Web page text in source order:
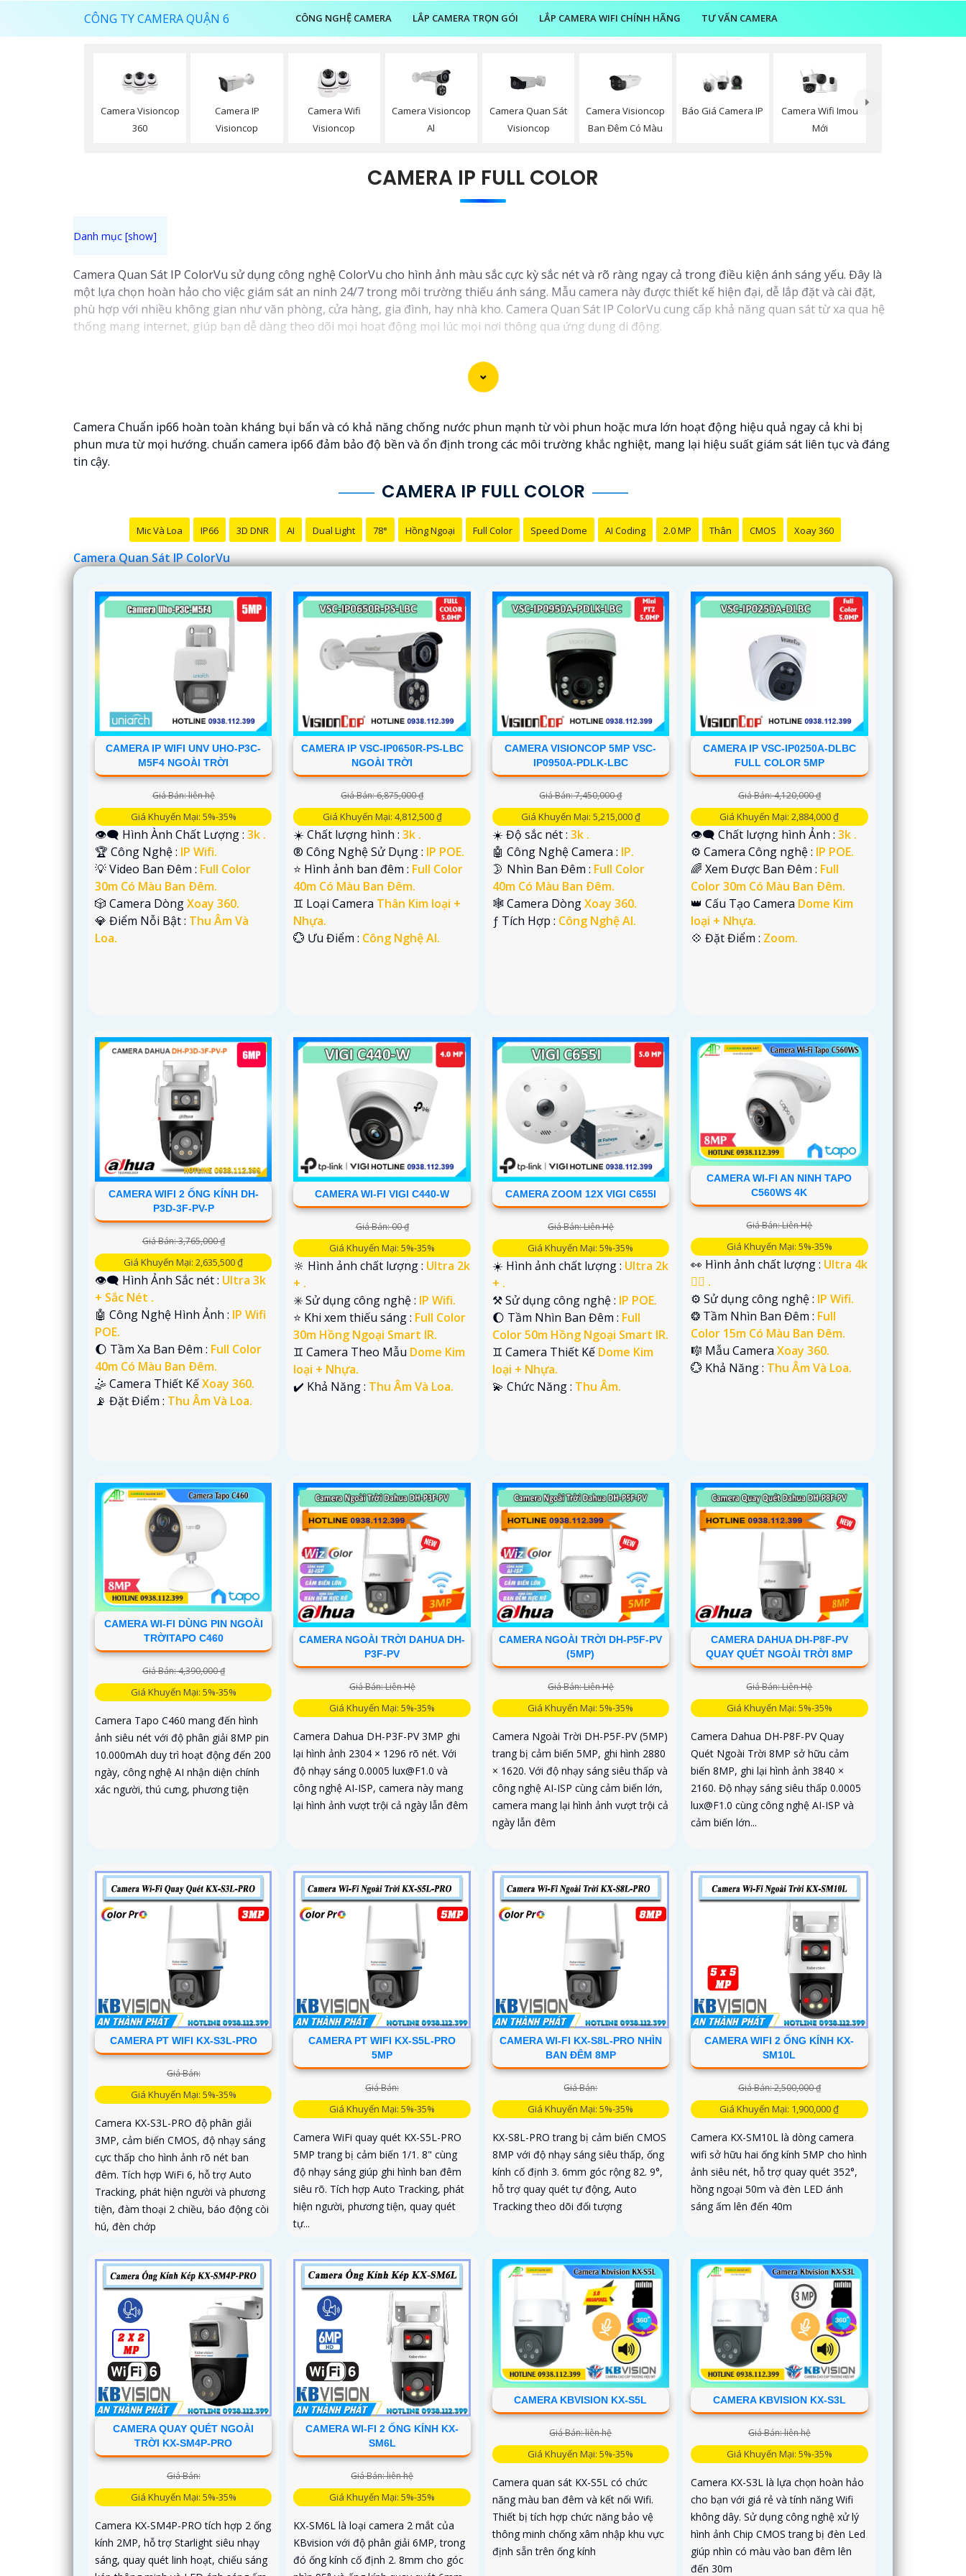
CÔNG TY CAMERA QUẬN 6 CÔNG NGHỆ CAMERA LẮP CAMERA TRỌN GÓI LẮP CAMERA WIFI CHÍNH HÃNG TƯ VẤN CAMERA
Camera Visioncop
360
Camera IP
Visioncop
Camera Wifi
Visioncop
Camera Visioncop
Al
Camera Quan Sát
Visioncop
Camera Visioncop
Ban Đêm Có Màu
Báo Giá Camera IP
Camera Wifi Imou
Mới
CAMERA IP FULL COLOR
Camera Quan Sát IP ColorVu sử dụng công nghệ ColorVu cho hình ảnh màu sắc cực kỳ sắc nét và rõ ràng ngay cả trong điều kiện ánh sáng yếu. Đây là
một lựa chọn hoàn hảo cho việc giám sát an ninh 24/7 trong môi trường thiếu ánh sáng. Mẫu camera này được thiết kế hiện đại, dễ lắp đặt và cài đặt,
phù hợp với nhiều không gian như văn phòng, cửa hàng, gia đình, hay nhà kho. Camera Quan Sát IP ColorVu cung cấp khả năng quan sát từ xa qua hệ
thống mạng internet, giúp bạn dễ dàng theo dõi mọi hoạt động mọi lúc mọi nơi thông qua ứng dụng di động.
Camera Chuẩn ip66 hoàn toàn kháng bụi bẩn và có khả năng chống nước phun mạnh từ vòi phun hoặc mưa lớn hoạt động hiệu quả ngay cả khi bị
phun mưa từ mọi hướng. chuẩn camera ip66 đảm bảo độ bền và ổn định trong các môi trường khắc nghiệt, mang lại hiệu suất giám sát liên tục và đáng
tin cậy.
CAMERA IP FULL COLOR
Mic Và Loa IP66 3D DNR AI Dual Light 78° Hồng Ngoại Full Color Speed Dome AI Coding 2.0 MP Thân CMOS Xoay 360
Camera Quan Sát IP ColorVu
CAMERA IP WIFI UNV UHO-P3C-
M5F4 NGOÀI TRỜI
Giá Bán: liên hệ
Giá Khuyến Mại: 5%-35%
👁️‍🗨 Hình Ành Chất Lượng : 3k .
🏆 Công Nghệ : IP Wifi.
💡 Video Ban Đêm : Full Color
30m Có Màu Ban Ðêm.
🎲 Camera DòngXoay 360.
️💎 Điểm Nỗi Bật : Thu Âm Và
Loa.
CAMERA IP VSC-IP0650R-PS-LBC
NGOÀI TRỜI
Giá Bán: 6,875,000 ₫
Giá Khuyến Mại: 4,812,500 ₫
☀️ Chất lượng hình :3k .
®️ Công Nghệ Sử Dụng : IP POE.
⭐ Hình ảnh ban đêm : Full Color
40m Có Màu Ban Ðêm.
♊ Loại Camera Thân Kim loại +
Nhựa.
️💮 Ưu Điểm : Công Nghệ AI.
CAMERA VISIONCOP 5MP VSC-
IP0950A-PDLK-LBC
Giá Bán: 7,450,000 ₫
Giá Khuyến Mại: 5,215,000 ₫
☀️ Độ sắc nét : 3k .
🤖️ Công Nghệ Camera : IP.
🌛 Nhìn Ban Đêm : Full Color
40m Có Màu Ban Ðêm.
🕸️ Camera DòngXoay 360.
️ƒ Tích Hợp : Công Nghệ AI.
CAMERA IP VSC-IP0250A-DLBC
FULL COLOR 5MP
Giá Bán: 4,120,000 ₫
Giá Khuyến Mại: 2,884,000 ₫
👁️‍🗨 Chất lượng hình Ảnh :3k .
⚙ Camera Công nghệ : IP POE.
🌈 Xem Được Ban Đêm : Full
Color 30m Có Màu Ban Ðêm.
👑 Cấu Tạo Camera Dome Kim
loại + Nhựa.
️💠 Đặt Điểm : Zoom.
CAMERA WIFI 2 ỐNG KÍNH DH-
P3D-3F-PV-P
Giá Bán: 3,765,000 ₫
Giá Khuyến Mại: 2,635,500 ₫
👁️‍🗨 Hình Ảnh Sắc nét : Ultra 3k
+ Sắc Nét .
🤖️ Công Nghệ Hình Ảnh : IP Wifi
POE.
🌔 Tầm Xa Ban Đêm : Full Color
40m Có Màu Ban Ðêm.
🤹 Camera Thiết KếXoay 360.
️📡 Đặt Điểm : Thu Âm Và Loa.
CAMERA WI-FI VIGI C440-W
Giá Bán: 00 ₫
Giá Khuyến Mại: 5%-35%
🔆 Hình ảnh chất lượng : Ultra 2k
+ .
✳️ Sử dụng công nghệ : IP Wifi.
⭐ Khi xem thiếu sáng : Full Color
30m Hồng Ngoại Smart IR.
♊ Camera Theo Mẫu Dome Kim
loại + Nhựa.
️✔️ Khả Năng : Thu Âm Và Loa.
CAMERA ZOOM 12X VIGI C655I
Giá Bán: Liên Hệ
Giá Khuyến Mại: 5%-35%
☀️ Hình ảnh chất lượng : Ultra 2k
+ .
⚒ Sử dụng công nghệ : IP POE.
🌔 Tầm Nhìn Ban Đêm : Full
Color 50m Hồng Ngoại Smart IR.
♊ Camera Thiết Kế Dome Kim
loại + Nhựa.
️💫 Chức Năng : Thu Âm.
CAMERA WI-FI AN NINH TAPO
C560WS 4K
Giá Bán: Liên Hệ
Giá Khuyến Mại: 5%-35%
👀 Hình ảnh chất lượng : Ultra 4k
👍🏾 .
⚙ Sử dụng công nghệ : IP Wifi.
❂ Tầm Nhìn Ban Đêm : Full
Color 15m Có Màu Ban Ðêm.
🎼️ Mẫu CameraXoay 360.
️💮 Khả Năng : Thu Âm Và Loa.
CAMERA WI-FI DÙNG PIN NGOÀI
TRỜITAPO C460
Giá Bán: 4,390,000 ₫
Giá Khuyến Mại: 5%-35%
Camera Tapo C460 mang đến hình
ảnh siêu nét với độ phân giải 8MP pin
10.000mAh duy trì hoạt động đến 200
ngày, công nghệ AI nhận diện chính
xác người, thú cưng, phương tiện
CAMERA NGOÀI TRỜI DAHUA DH-
P3F-PV
Giá Bán: Liên Hệ
Giá Khuyến Mại: 5%-35%
Camera Dahua DH-P3F-PV 3MP ghi
lại hình ảnh 2304 × 1296 rõ nét. Với
độ nhạy sáng 0.0005 lux@F1.0 và
công nghệ AI-ISP, camera này mang
lại hình ảnh vượt trội cả ngày lẫn đêm
CAMERA NGOÀI TRỜI DH-P5F-PV
(5MP)
Giá Bán: Liên Hệ
Giá Khuyến Mại: 5%-35%
Camera Ngoài Trời DH-P5F-PV (5MP)
trang bị cảm biến 5MP, ghi hình 2880
× 1620. Với độ nhạy sáng siêu thấp và
công nghệ AI-ISP cùng cảm biến lớn,
camera mang lại hình ảnh vượt trội cả
ngày lẫn đêm
CAMERA DAHUA DH-P8F-PV
QUAY QUÉT NGOÀI TRỜI 8MP
Giá Bán: Liên Hệ
Giá Khuyến Mại: 5%-35%
Camera Dahua DH-P8F-PV Quay
Quét Ngoài Trời 8MP sở hữu cảm
biến 8MP, ghi lại hình ảnh 3840 ×
2160. Độ nhạy sáng siêu thấp 0.0005
lux@F1.0 cùng công nghệ AI-ISP và
cảm biến lớn...
CAMERA PT WIFI KX-S3L-PRO
Giá Bán:
Giá Khuyến Mại: 5%-35%
Camera KX-S3L-PRO độ phân giải
3MP, cảm biến CMOS, độ nhạy sáng
cực thấp cho hình ảnh rõ nét ban
đêm. Tích hợp WiFi 6, hỗ trợ Auto
Tracking, phát hiện người và phương
tiện, đàm thoại 2 chiều, báo động còi
hú, đèn chớp
CAMERA PT WIFI KX-S5L-PRO
5MP
Giá Bán:
Giá Khuyến Mại: 5%-35%
Camera WiFi quay quét KX-S5L-PRO
5MP trang bị cảm biến 1/1. 8" cùng
độ nhạy sáng giúp ghi hình ban đêm
siêu rõ. Tích hợp Auto Tracking, phát
hiện người, phương tiện, quay quét
tự...
CAMERA WI-FI KX-S8L-PRO NHÌN
BAN ĐÊM 8MP
Giá Bán:
Giá Khuyến Mại: 5%-35%
KX-S8L-PRO trang bị cảm biến CMOS
8MP với độ nhạy sáng siêu thấp, ống
kính cố định 3. 6mm góc rộng 82. 9°,
hỗ trợ quay quét tự động, Auto
Tracking theo dõi đối tượng
CAMERA WIFI 2 ỐNG KÍNH KX-
SM10L
Giá Bán: 2,500,000 ₫
Giá Khuyến Mại: 1,900,000 ₫
Camera KX-SM10L là dòng camera
wifi sở hữu hai ống kính 5MP cho hình
ảnh siêu nét, hỗ trợ quay quét 352°,
hồng ngoại 50m và đèn LED ánh
sáng ấm lên đến 40m
CAMERA QUAY QUÉT NGOÀI
TRỜI KX-SM4P-PRO
Giá Bán:
Giá Khuyến Mại: 5%-35%
Camera KX-SM4P-PRO tích hợp 2 ống
kính 2MP, hỗ trợ Starlight siêu nhạy
sáng, quay quét linh hoạt, chiếu sáng
CAMERA WI-FI 2 ỐNG KÍNH KX-
SM6L
Giá Bán: liên hệ
Giá Khuyến Mại: 5%-35%
KX-SM6L là loại camera 2 mắt của
KBvision với độ phân giải 6MP, trong
đó ống kính cố định 2. 8mm cho góc
CAMERA KBVISION KX-S5L
Giá Bán: liên hệ
Giá Khuyến Mại: 5%-35%
Camera quan sát KX-S5L có chức
năng màu ban đêm và kết nối Wifi.
Thiết bị tích hợp chức năng bảo vệ
thông minh chống xâm nhập khu vực
định sẵn trên ống kính
CAMERA KBVISION KX-S3L
Giá Bán: liên hệ
Giá Khuyến Mại: 5%-35%
Camera KX-S3L là lựa chọn hoàn hảo
cho bạn với giá rẻ và tính năng Wifi
không dây. Sử dụng công nghệ xử lý
hình ảnh Chip CMOS trang bị đèn Led
giúp nhìn có màu vào ban đêm lên
đến 30m